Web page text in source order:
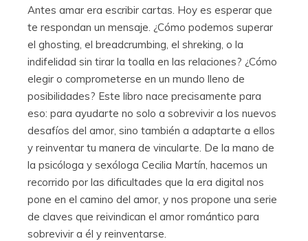
Antes amar era escribir cartas. Hoy es esperar que
te respondan un mensaje. ¿Cómo podemos superar
el ghosting, el breadcrumbing, el shreking, o la
indifelidad sin tirar la toalla en las relaciones? ¿Cómo
elegir o comprometerse en un mundo lleno de
posibilidades? Este libro nace precisamente para
eso: para ayudarte no solo a sobrevivir a los nuevos
desafíos del amor, sino también a adaptarte a ellos
y reinventar tu manera de vincularte. De la mano de
la psicóloga y sexóloga Cecilia Martín, hacemos un
recorrido por las dificultades que la era digital nos
pone en el camino del amor, y nos propone una serie
de claves que reivindican el amor romántico para
sobrevivir a él y reinventarse.